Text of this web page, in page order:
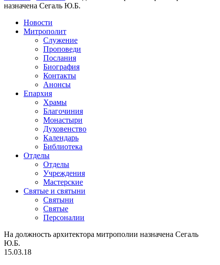
назначена Сегаль Ю.Б.
Новости
Митрополит
Служение
Проповеди
Послания
Биография
Контакты
Анонсы
Епархия
Храмы
Благочиния
Монастыри
Духовенство
Календарь
Библиотека
Отделы
Отделы
Учреждения
Мастерские
Святые и святыни
Cвятыни
Cвятые
Персоналии
На должность архитектора митрополии назначена Сегаль
Ю.Б.
15.03.18